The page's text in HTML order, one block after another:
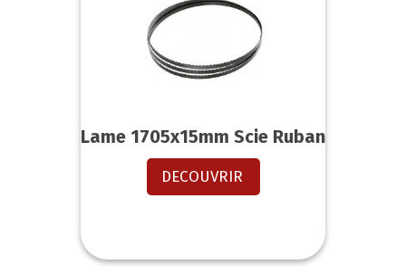
Lame 1705x15mm Scie Ruban
DECOUVRIR